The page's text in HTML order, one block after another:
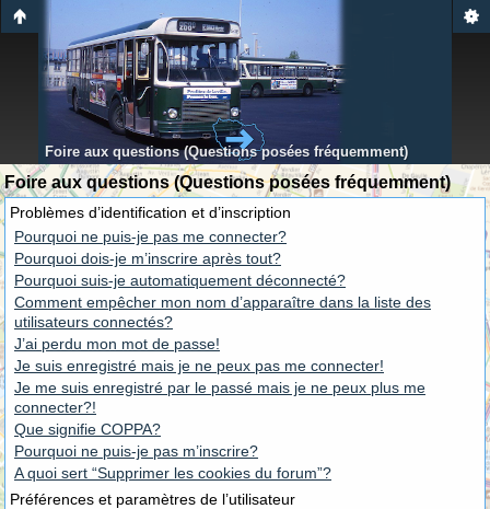
Foire aux questions (Questions posées fréquemment)
Foire aux questions (Questions posées fréquemment)
Problèmes d’identification et d’inscription
Pourquoi ne puis-je pas me connecter?
Pourquoi dois-je m’inscrire après tout?
Pourquoi suis-je automatiquement déconnecté?
Comment empêcher mon nom d’apparaître dans la liste des
utilisateurs connectés?
J’ai perdu mon mot de passe!
Je suis enregistré mais je ne peux pas me connecter!
Je me suis enregistré par le passé mais je ne peux plus me
connecter?!
Que signifie COPPA?
Pourquoi ne puis-je pas m’inscrire?
A quoi sert “Supprimer les cookies du forum”?
Préférences et paramètres de l’utilisateur